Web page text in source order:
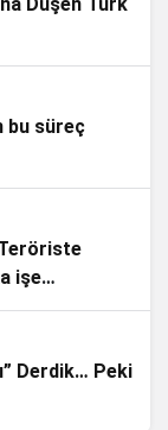
SIĞINMACI
bu süreç
işe
Derdik… Peki